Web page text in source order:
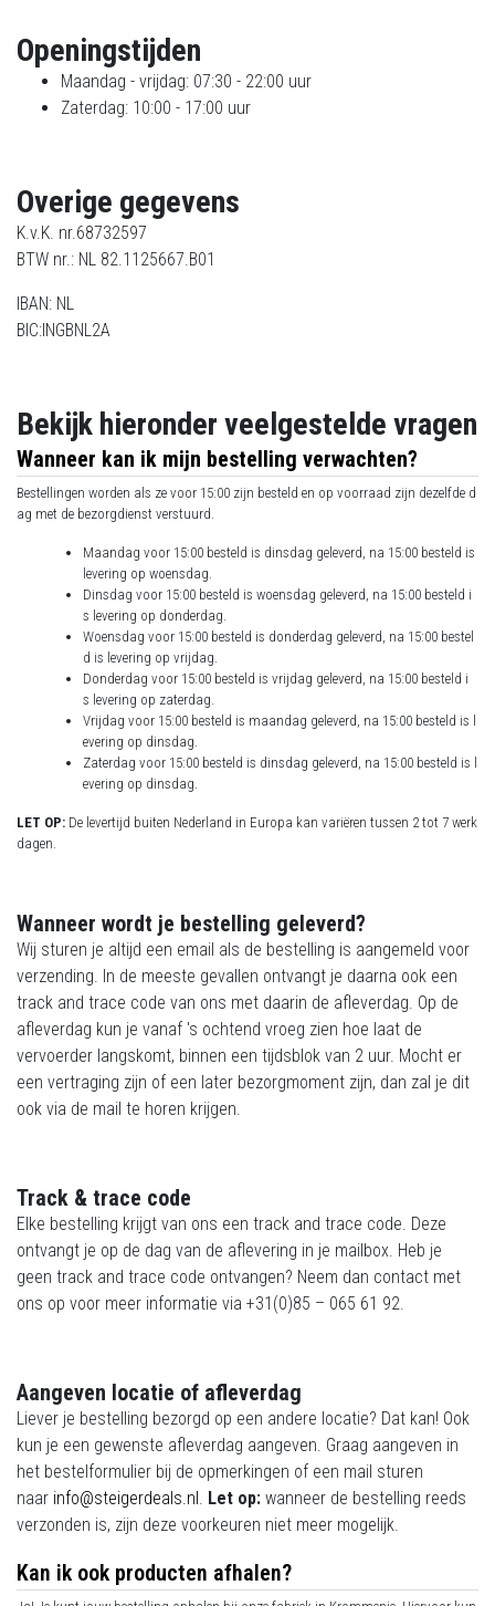
Openingstijden
Maandag - vrijdag: 07:30 - 22:00 uur
Zaterdag: 10:00 - 17:00 uur
Overige gegevens
K.v.K. nr.68732597
BTW nr.: NL 82.1125667.B01
IBAN: NL
BIC:INGBNL2A
Bekijk hieronder veelgestelde vragen
Wanneer kan ik mijn bestelling verwachten?
Bestellingen worden als ze voor 15:00 zijn besteld en op voorraad zijn dezelfde d
ag met de bezorgdienst verstuurd.
Maandag voor 15:00 besteld is dinsdag geleverd, na 15:00 besteld is
levering op woensdag.
Dinsdag voor 15:00 besteld is woensdag geleverd, na 15:00 besteld i
s levering op donderdag.
Woensdag voor 15:00 besteld is donderdag geleverd, na 15:00 bestel
d is levering op vrijdag.
Donderdag voor 15:00 besteld is vrijdag geleverd, na 15:00 besteld i
s levering op zaterdag.
Vrijdag voor 15:00 besteld is maandag geleverd, na 15:00 besteld is l
evering op dinsdag.
Zaterdag voor 15:00 besteld is dinsdag geleverd, na 15:00 besteld is l
evering op dinsdag.
LET OP: De levertijd buiten Nederland in Europa kan variëren tussen 2 tot 7 werk
dagen.
Wanneer wordt je bestelling geleverd?
Wij sturen je altijd een email als de bestelling is aangemeld voor
verzending. In de meeste gevallen ontvangt je daarna ook een
track and trace code van ons met daarin de afleverdag. Op de
afleverdag kun je vanaf 's ochtend vroeg zien hoe laat de
vervoerder langskomt, binnen een tijdsblok van 2 uur. Mocht er
een vertraging zijn of een later bezorgmoment zijn, dan zal je dit
ook via de mail te horen krijgen.
Track & trace code
Elke bestelling krijgt van ons een track and trace code. Deze
ontvangt je op de dag van de aflevering in je mailbox. Heb je
geen track and trace code ontvangen? Neem dan contact met
ons op voor meer informatie via +31(0)85 – 065 61 92.
Aangeven locatie of afleverdag
Liever je bestelling bezorgd op een andere locatie? Dat kan! Ook
kun je een gewenste afleverdag aangeven. Graag aangeven in
het bestelformulier bij de opmerkingen of een mail sturen
naar info@steigerdeals.nl. Let op: wanneer de bestelling reeds
verzonden is, zijn deze voorkeuren niet meer mogelijk.
Kan ik ook producten afhalen?